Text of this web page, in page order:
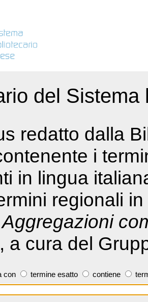
del
redatto dalla
i
in lingua
regionali
Aggregazioni
a cura del
con termine esatto contiene